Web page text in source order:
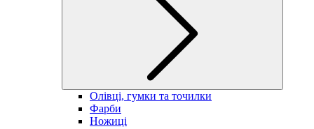
Олівці, гумки та точилки
Фарби
Ножиці